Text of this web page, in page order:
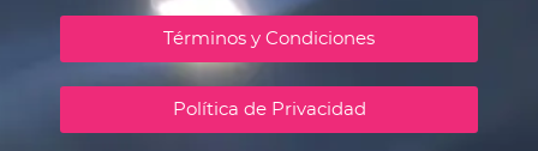
Términos y Condiciones
Política de Privacidad